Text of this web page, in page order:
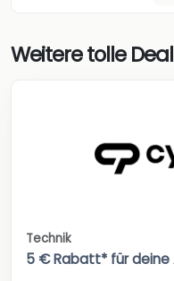
Weitere tolle
Technik
5 € Rabatt* für